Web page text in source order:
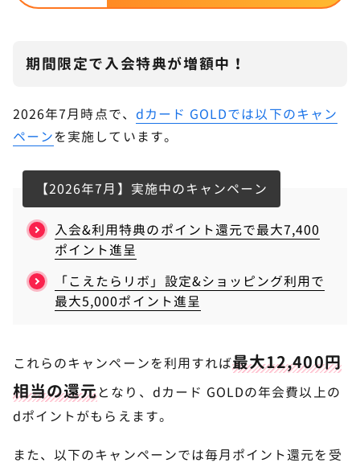
期間限定で入会特典が増額中！
2026年7月時点で、 dカード GOLDでは以下のキャン
ペーンを実施しています。
【2026年7月】実施中のキャンペーン
入会&利用特典のポイント還元で最大7,400
ポイント進呈
「こえたらリボ」設定&ショッピング利用で
最大5,000ポイント進呈
これらのキャンペーンを利用すれば最大12,400円
相当の還元となり、dカード GOLDの年会費以上の
dポイントがもらえます。
また、以下のキャンペーンでは毎月ポイント還元を受